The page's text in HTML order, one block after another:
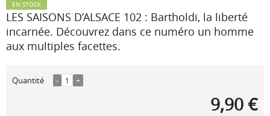
EN STOCK
LES SAISONS D’ALSACE 102 : Bartholdi, la liberté
incarnée. Découvrez dans ce numéro un homme
aux multiples facettes.
Quantité - 1 +
9,90 €